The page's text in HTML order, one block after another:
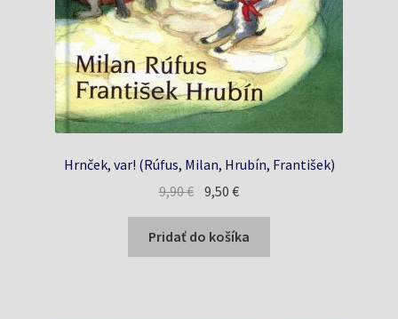
Hrnček, var! (Rúfus, Milan, Hrubín, František)
9,90€ Pôvodná
cena
bola:
9,90 €.
9,50€Aktuálna
cena
je:
9,50 €.
Pridať do košíka